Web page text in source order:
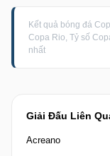
Giải Đấu Liên
Acreano
Kết quả bóng đá
Copa Rio, Tỷ số
nhất